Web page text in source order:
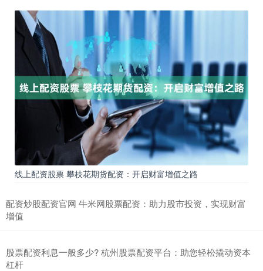
线上配资股票 攀枝花期货配资：开启财富增值之路
配资炒股配资官网 牛米网股票配资：助力股市投资，实现财富
增值
股票配资利息一般多少? 杭州股票配资平台：助您轻松撬动资本
杠杆